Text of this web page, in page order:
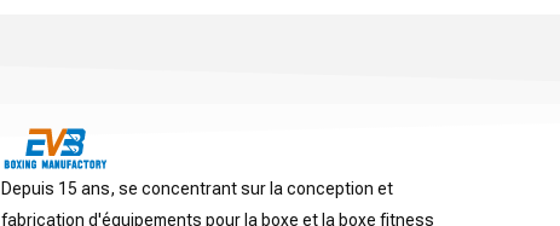
Depuis 15 ans, se concentrant sur la conception et
fabrication d'équipements pour la boxe et la boxe fitness